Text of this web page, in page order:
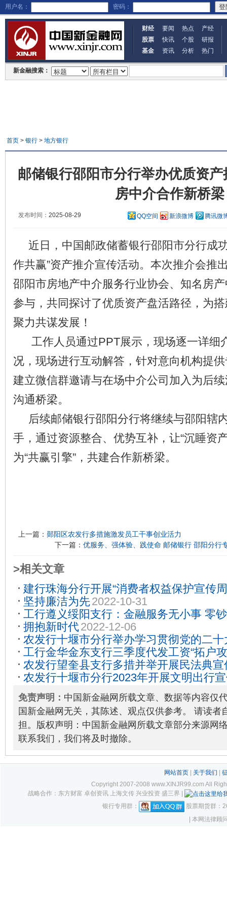
用户名： 密码：
财经 要闻 热点
产经
股票
快讯 个股
研报
基金
资讯 分析 热门
新金融搜索：
首页> 银行> 地方银行
邮储银行邵阳市分行举办优质资
房中介合作新桥梁
发布时间： 2025-08-29 QQ空间 新浪微博 腾讯微
近日，中国邮政储蓄银行邵阳市分行成
作共赢”资产推介宣传活动。本次推介会推
邵阳市房地产中介服务行业协会、知名房
参与，共同探讨了优质资产盘活路径，为
聚力共谋发展！
工作人员通过PPT展示，现场逐一详细
况，现场进行互动解答，针对意向机构提
建立微信群邀请与在场中介公司加入为后
沟通桥梁。
后续邮储银行邵阳分行将继续与邵阳辖
手，通过资源整合、优势互补，让“沉睡资
为“共赢引擎”，共建合作新桥梁。
上一篇： 郧阳区农发行多措施激发员工干事创业活力
下一篇： 优服务、强体验、践使命 邮储银行 邵阳分行
>相关文章
建行珠海分行开展“消费者权益保护宣传
坚持廉洁为先2022-10-31
工行遵义绥阳支行：金融服务无小事 零
07-18
拥抱新时代2022-12-06
农发行十堰市分行举办学习贯彻党的二
2023-12-08
工行金华金东支行三季度代发工资“拓户
著2024-11-21
农发行望奎县支行多措并举开展民法典
06
农发行十堰市分行2023年开展文明出行
11-23
免责声明： 中国新金融网所载文章、数据等内容仅
国新金融网无关，其陈述、观点仅供参考。 请读者
担。版权声明：中国新金融网所载文章部分来源网
联系我们，我们将及时撤除。
网站首页| 关于我们
Copyright 2007-2008 www.XINJR99.com All
战略合作：东方财富 卓创资讯 上海文传 兴业投资 盛三界 |
银行专用群：
股票期货群：
| 本网法律顾